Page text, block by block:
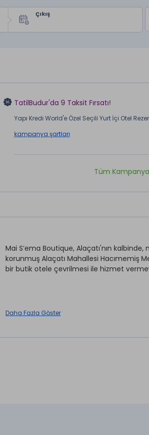
Çıkış
TatilBudur'da 9 Taksit Fırsatı!
Yapı Kredi World'e Özel Seçili Yurt İçi Otel
kampanya şartları
Tüm
Mai S’ema Boutique, Alaçatı'nın
korunmuş Alaçatı Mahallesi Hacımemiş
bir butik otele çevrilmesi ile hizmet
İnternet
Daha Fazla Göster